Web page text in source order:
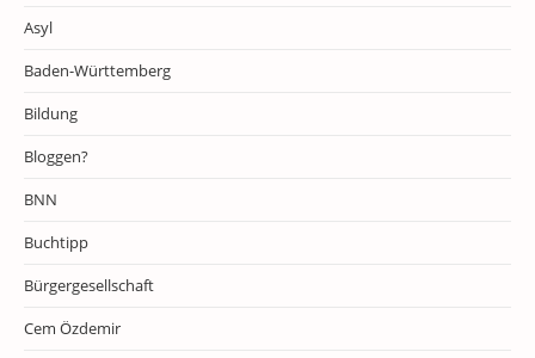
Asyl
Baden-Württemberg
Bildung
Bloggen?
BNN
Buchtipp
Bürgergesellschaft
Cem Özdemir